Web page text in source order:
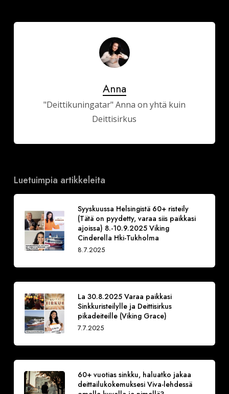
Anna
"Deittikuningatar" Anna on yhtä kuin
Deittisirkus
Luetuimpia artikkeleita
Syyskuussa Helsingistä 60+ risteily
(Tätä on pyydetty, varaa siis paikkasi
ajoissa) 8.-10.9.2025 Viking
Cinderella Hki-Tukholma
8.7.2025
La 30.8.2025 Varaa paikkasi
Sinkkuristeilylle ja Deittisirkus
pikadeiteille (Viking Grace)
7.7.2025
60+ vuotias sinkku, haluatko jakaa
deittailukokemuksesi Viva-lehdessä